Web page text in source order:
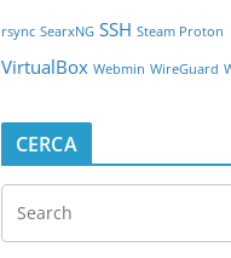
rsync SearxNG SSH Steam Proton
VirtualBox Webmin WireGuard
CERCA